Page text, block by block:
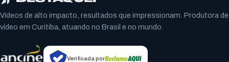
Vídeos de alto impacto, resultados que impressionam. Produtora de
vídeo em Curitiba, atuando no Brasil e no mundo.
Verificada por